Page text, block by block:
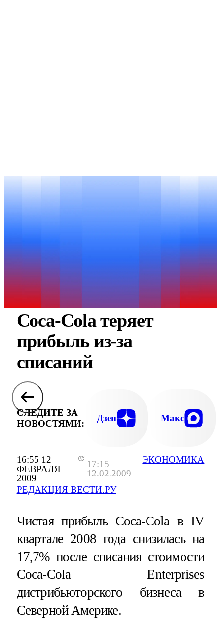
16:55 12
ФЕВРАЛЯ
2009
17:15
12.02.2009
РЕДАКЦИЯ ВЕСТИ.РУ
ЭКОНОМИКА
Coca-Cola теряет
прибыль из-за
списаний
СЛЕДИТЕ ЗА
НОВОСТЯМИ:
Дзен Макс
Чистая прибыль Coca-Cola в IV
квартале 2008 года снизилась на
17,7% после списания стоимости
Coca-Cola Enterprises
дистрибьюторского бизнеса в
Северной Америке.